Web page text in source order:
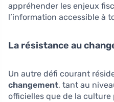
appréhender les enjeux
l’information accessible à
La résistance au
Un autre défi courant
changement, tant au
officielles que de la culture